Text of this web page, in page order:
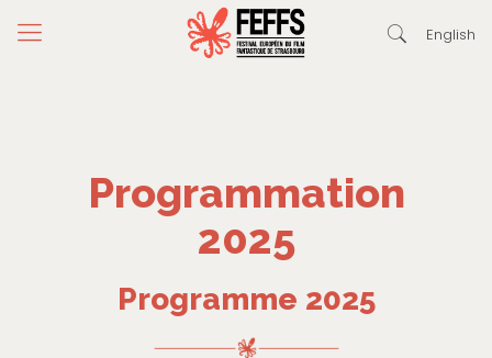
English
Programmation
2025
Programme 2025